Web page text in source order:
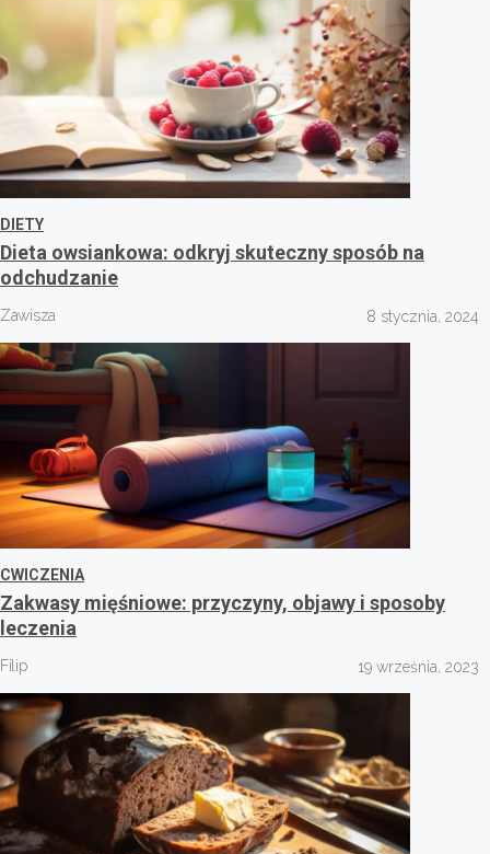
DIETY
Dieta owsiankowa: odkryj skuteczny sposób na
odchudzanie
Zawisza 8 stycznia, 2024
CWICZENIA
Zakwasy mięśniowe: przyczyny, objawy i sposoby
leczenia
Filip 19 września, 2023